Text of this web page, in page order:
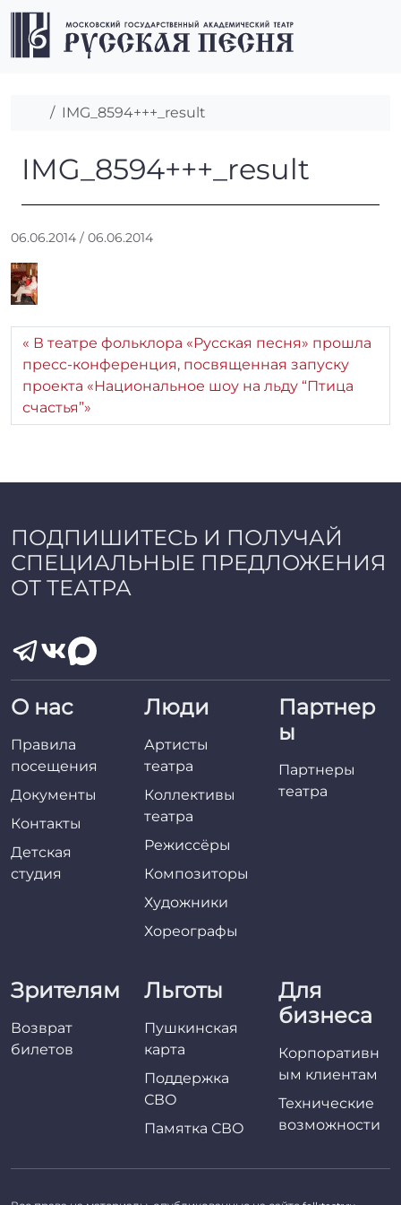
Перейти к содержимому
Перейти к футеру
Главная
IMG_8594+++_result
IMG_8594+++_result
IMG_8594+++_result
06.06.2014 / 06.06.2014
:
r
r
_
d
n
В театре фольклора «Русская песня» прошла
пресс-конференция, посвященная запуску
проекта «Национальное шоу на льду “Птица
счастья”»
ПОДПИШИТЕСЬ И ПОЛУЧАЙ
СПЕЦИАЛЬНЫЕ ПРЕДЛОЖЕНИЯ
ОТ ТЕАТРА
О нас
Правила
посещения
Документы
Контакты
Детская
студия
Люди
Артисты
театра
Коллективы
театра
Режиссёры
Композиторы
Художники
Хореографы
Партнер
ы
Партнеры
театра
Зрителям
Возврат
билетов
Льготы
Пушкинская
карта
Поддержка
СВО
Памятка СВО
Для
бизнеса
Корпоративн
ым клиентам
Технические
возможности